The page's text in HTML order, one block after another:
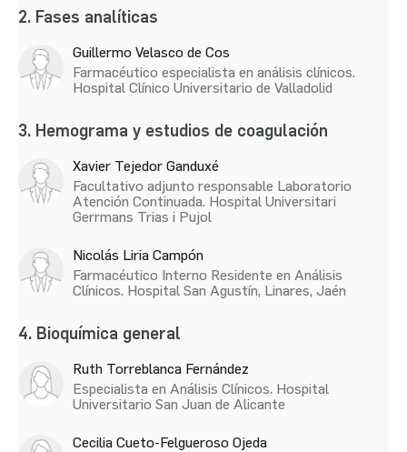
2. Fases analíticas
Guillermo Velasco de Cos
Farmacéutico especialista en análisis clínicos.
Hospital Clínico Universitario de Valladolid
3. Hemograma y estudios de coagulación
Xavier Tejedor Ganduxé
Facultativo adjunto responsable Laboratorio
Atención Continuada. Hospital Universitari
Gerrmans Trias i Pujol
Nicolás Liria Campón
Farmacéutico Interno Residente en Análisis
Clínicos. Hospital San Agustín, Linares, Jaén
4. Bioquímica general
Ruth Torreblanca Fernández
Especialista en Análisis Clínicos. Hospital
Universitario San Juan de Alicante
Cecilia Cueto-Felgueroso Ojeda